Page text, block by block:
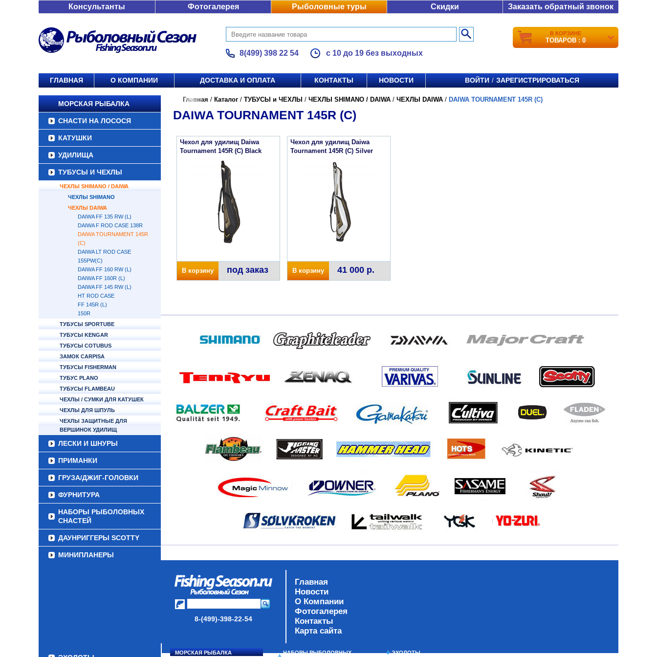
Консультанты Фотогалерея Рыболовные туры Скидки Заказать обратный звонок
8(499) 398 22 54 с 10 до 19 без выходных
В КОРЗИНЕ
ТОВАРОВ : 0
ГЛАВНАЯ О КОМПАНИИ ДОСТАВКА И ОПЛАТА КОНТАКТЫ НОВОСТИ ВОЙТИ / ЗАРЕГИСТРИРОВАТЬСЯ
МОРСКАЯ РЫБАЛКА
СНАСТИ НА ЛОСОСЯ
КАТУШКИ
УДИЛИЩА
ТУБУСЫ И ЧЕХЛЫ
ЧЕХЛЫ SHIMANO / DAIWA
ЧЕХЛЫ SHIMANO
ЧЕХЛЫ DAIWA
DAIWA FF 135 RW (L)
DAIWA F ROD CASE 138R
DAIWA TOURNAMENT 145R
(C)
DAIWA LT ROD CASE
155PW(C)
DAIWA FF 160 RW (L)
DAIWA FF 160R (L)
DAIWA FF 145 RW (L)
HT ROD CASE
FF 145R (L)
150R
ТУБУСЫ SPORTUBE
ТУБУСЫ KENGAR
ТУБУСЫ COTUBUS
ЗАМОК CARPISA
ТУБУСЫ FISHERMAN
ТУБУС PLANO
ТУБУСЫ FLAMBEAU
ЧЕХЛЫ / СУМКИ ДЛЯ КАТУШЕК
ЧЕХЛЫ ДЛЯ ШПУЛЬ
ЧЕХЛЫ ЗАЩИТНЫЕ ДЛЯ
ВЕРШИНОК УДИЛИЩ
ЛЕСКИ И ШНУРЫ
ПРИМАНКИ
ГРУЗА/ДЖИГ-ГОЛОВКИ
ФУРНИТУРА
НАБОРЫ РЫБОЛОВНЫХ
СНАСТЕЙ
ДАУНРИГГЕРЫ SCOTTY
МИНИПЛАНЕРЫ
Главная / Каталог / ТУБУСЫ и ЧЕХЛЫ / ЧЕХЛЫ SHIMANO / DAIWA / ЧЕХЛЫ DAIWA / DAIWA TOURNAMENT 145R (C)
DAIWA TOURNAMENT 145R (C)
Чехол для удилищ Daiwa
Tournament 145R (C) Black
В корзину под заказ
Чехол для удилищ Daiwa
Tournament 145R (C) Silver
В корзину 41 000 р.
8-(499)-398-22-54
Главная
Новости
О Компании
Фотогалерея
Контакты
Карта сайта
МОРСКАЯ РЫБАЛКА НАБОРЫ РЫБОЛОВНЫХ ЭХОЛОТЫ